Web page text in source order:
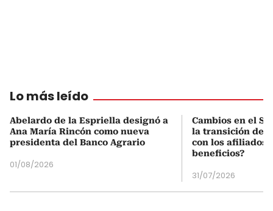
Lo más leído
Abelardo de la Espriella designó a
Ana María Rincón como nueva
presidenta del Banco Agrario
01/08/2026
Cambios en el
la transición del
con los afiliados
beneficios?
31/07/2026